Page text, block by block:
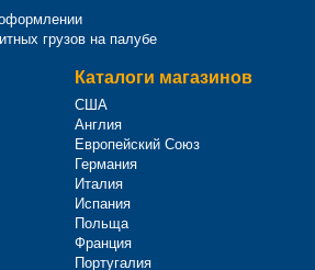
грузов на палубе
Каталоги магазинов
США
Англия
Европейский Союз
Германия
Италия
Испания
Польща
Франция
Португалия